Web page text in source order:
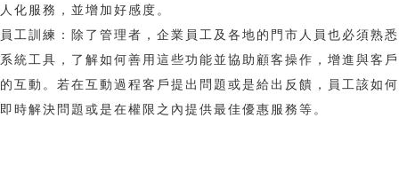
人化服務，並增加好感度。
員工訓練：除了管理者，企業員工及各地的門市人員也必須熟悉
系統工具，了解如何善用這些功能並協助顧客操作，增進與客戶
的互動。若在互動過程客戶提出問題或是給出反饋，員工該如何
即時解決問題或是在權限之內提供最佳優惠服務等。